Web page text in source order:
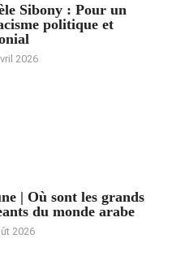
Sibony : Pour un
politique et
2026
| Où sont les grands
du monde arabe
2026